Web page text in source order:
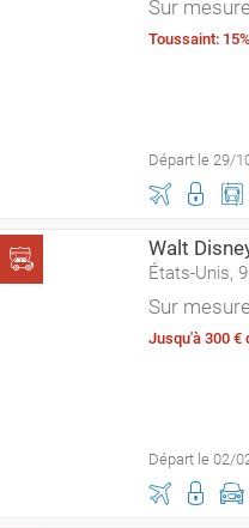
Sur
Toussaint:
Départ le 29/
Walt
États-Unis,
Sur
Jusqu'à 300 €
Départ le 02/